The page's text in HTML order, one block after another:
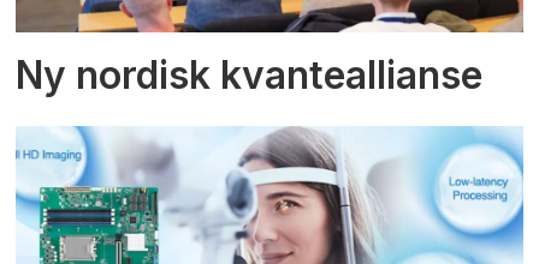
Ny nordisk kvanteallianse